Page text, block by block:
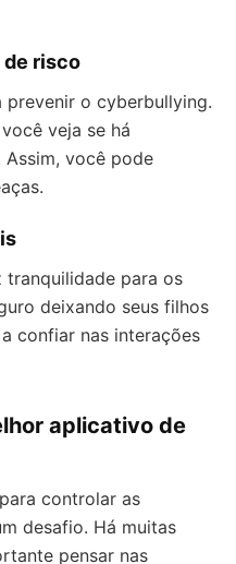
de risco
prevenir o cyberbullying.
veja se há
você pode
tranquilidade para os
deixando seus filhos
confiar nas interações
aplicativo de
controlar as
desafio. Há muitas
pensar nas